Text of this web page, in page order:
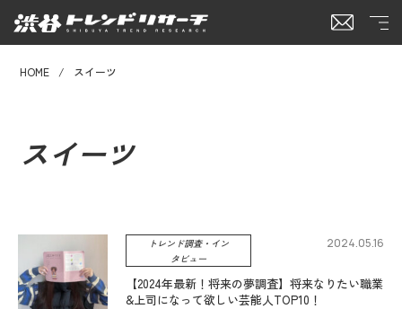
HOME スイーツ
スイーツ
トレンド調査・イン
タビュー
2024.05.16
【2024年最新！将来の夢調査】将来なりたい職業
&上司になって欲しい芸能人TOP10！